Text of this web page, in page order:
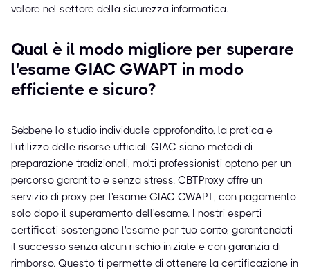
valore nel settore della sicurezza informatica.
Qual è il modo migliore per superare
l'esame GIAC GWAPT in modo
efficiente e sicuro?
Sebbene lo studio individuale approfondito, la pratica e
l'utilizzo delle risorse ufficiali GIAC siano metodi di
preparazione tradizionali, molti professionisti optano per un
percorso garantito e senza stress. CBTProxy offre un
servizio di proxy per l'esame GIAC GWAPT, con pagamento
solo dopo il superamento dell'esame. I nostri esperti
certificati sostengono l'esame per tuo conto, garantendoti
il successo senza alcun rischio iniziale e con garanzia di
rimborso. Questo ti permette di ottenere la certificazione in